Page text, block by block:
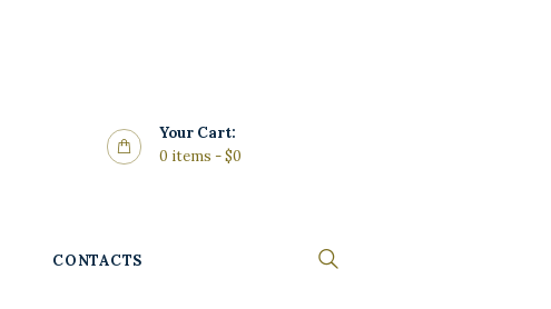
Your Cart:
0 items -$0
CONTACTS